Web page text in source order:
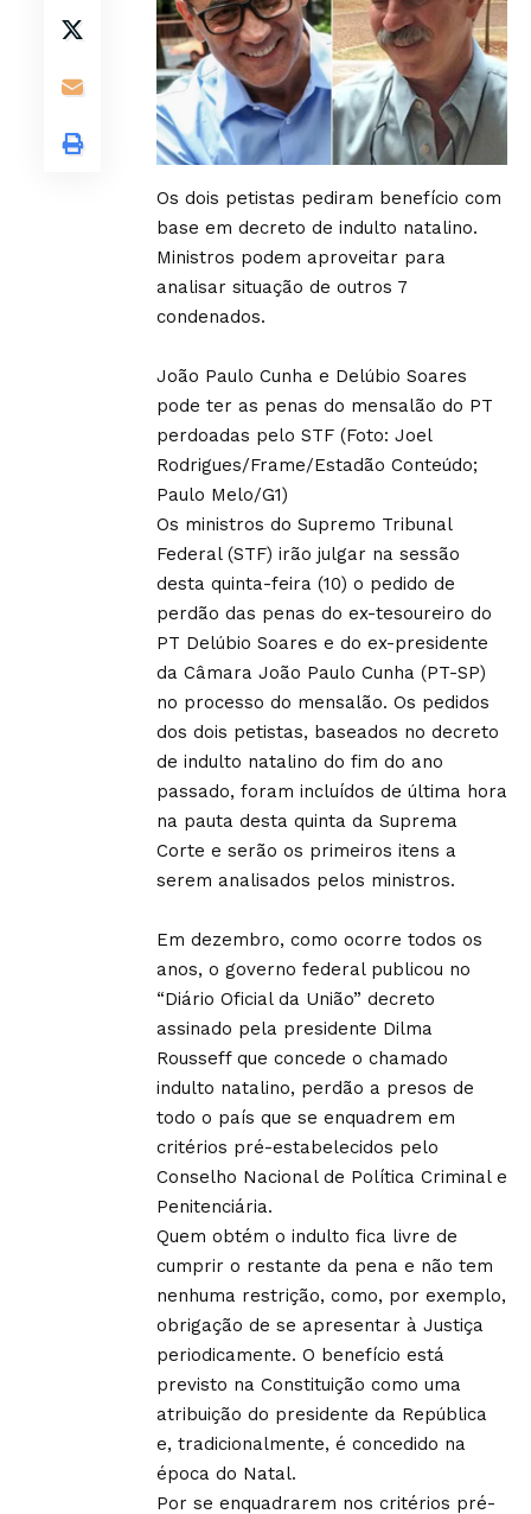
Os dois petistas pediram benefício com
base em decreto de indulto natalino.
Ministros podem aproveitar para
analisar situação de outros 7
condenados.
João Paulo Cunha e Delúbio Soares
pode ter as penas do mensalão do PT
perdoadas pelo STF (Foto: Joel
Rodrigues/Frame/Estadão Conteúdo;
Paulo Melo/G1)
Os ministros do Supremo Tribunal
Federal (STF) irão julgar na sessão
desta quinta-feira (10) o pedido de
perdão das penas do ex-tesoureiro do
PT Delúbio Soares e do ex-presidente
da Câmara João Paulo Cunha (PT-SP)
no processo do mensalão. Os pedidos
dos dois petistas, baseados no decreto
de indulto natalino do fim do ano
passado, foram incluídos de última hora
na pauta desta quinta da Suprema
Corte e serão os primeiros itens a
serem analisados pelos ministros.
Em dezembro, como ocorre todos os
anos, o governo federal publicou no
“Diário Oficial da União” decreto
assinado pela presidente Dilma
Rousseff que concede o chamado
indulto natalino, perdão a presos de
todo o país que se enquadrem em
critérios pré-estabelecidos pelo
Conselho Nacional de Política Criminal e
Penitenciária.
Quem obtém o indulto fica livre de
cumprir o restante da pena e não tem
nenhuma restrição, como, por exemplo,
obrigação de se apresentar à Justiça
periodicamente. O benefício está
previsto na Constituição como uma
atribuição do presidente da República
e, tradicionalmente, é concedido na
época do Natal.
Por se enquadrarem nos critérios pré-